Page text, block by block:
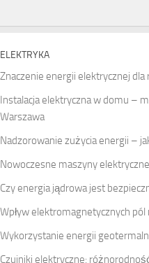
ELEKTRYKA
Znaczenie energii elektrycznej dla
Instalacja elektryczna w domu –
Warszawa
Nadzorowanie zużycia energii –
Nowoczesne maszyny
Czy energia jądrowa jest
Wpływ elektromagnetycznych pól
Wykorzystanie energii
Czujniki elektryczne: